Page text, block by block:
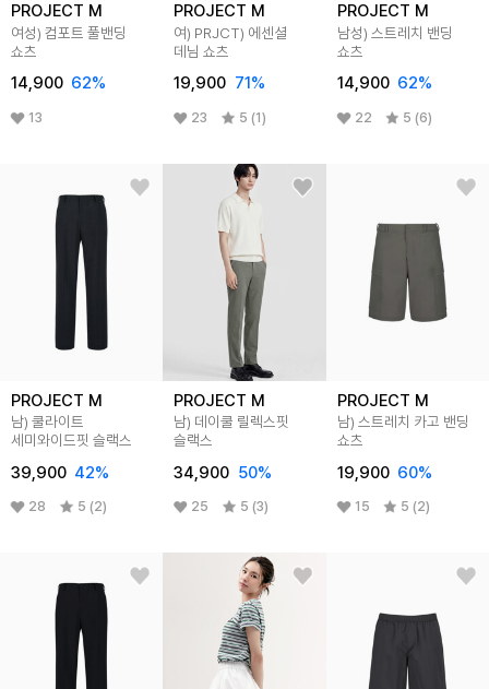
PROJECT M
여성) 컴포트 풀밴딩
쇼츠
14,900 62%
13
PROJECT M
여) PRJCT) 에센셜
데님 쇼츠
19,900 71%
23 5 (1)
PROJECT M
남성) 스트레치 밴딩
쇼츠
14,900 62%
22 5 (6)
PROJECT M
남) 쿨라이트
세미와이드핏 슬랙스
39,900 42%
28 5 (2)
PROJECT M
남) 데이쿨 릴렉스핏
슬랙스
34,900 50%
25 5 (3)
PROJECT M
남) 스트레치 카고 밴딩
쇼츠
19,900 60%
15 5 (2)